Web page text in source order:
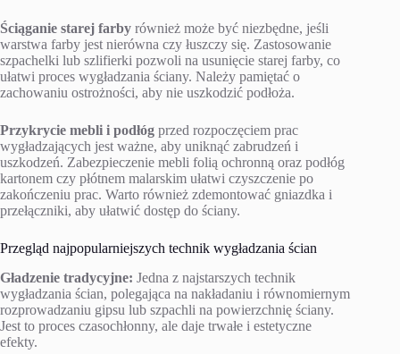
Ściąganie starej farby również może być niezbędne, jeśli
warstwa farby jest nierówna czy łuszczy się. Zastosowanie
szpachelki lub szlifierki pozwoli na usunięcie starej farby, co
ułatwi proces wygładzania ściany. Należy pamiętać o
zachowaniu ostrożności, aby nie uszkodzić podłoża.
Przykrycie mebli i podłóg przed rozpoczęciem prac
wygładzających jest ważne, aby uniknąć zabrudzeń i
uszkodzeń. Zabezpieczenie mebli folią ochronną oraz podłóg
kartonem czy płótnem malarskim ułatwi czyszczenie po
zakończeniu prac. Warto również zdemontować gniazdka i
przełączniki, aby ułatwić dostęp do ściany.
Przegląd najpopularniejszych technik wygładzania ścian
Gładzenie tradycyjne: Jedna z najstarszych technik
wygładzania ścian, polegająca na nakładaniu i równomiernym
rozprowadzaniu gipsu lub szpachli na powierzchnię ściany.
Jest to proces czasochłonny, ale daje trwałe i estetyczne
efekty.